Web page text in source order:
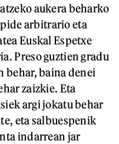
aukera beharko
arbitrario eta
Euskal Espetxe
Preso guztien gradu
behar, baina denei
zaizkie. Eta
argi jokatu behar
eta salbuespenik
indarrean jar